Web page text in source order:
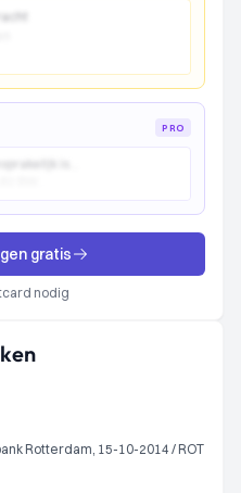
PRO
gratis
nodig
Rotterdam, 15-10-2014 / ROT